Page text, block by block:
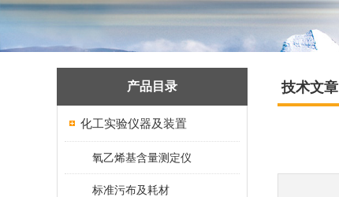
产品目录
化工实验仪器及装置
氧乙烯基含量测定仪
标准污布及耗材
技术文章